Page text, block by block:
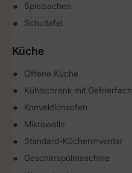
Spielsachen
Schultafel
Küche
Offene Küche
Kühlschrank mit Gefrierfach
Konvektionsofen
Mikrowelle
Standard-Kücheninventar
Geschirrspülmaschine